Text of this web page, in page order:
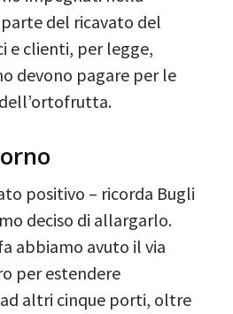
del ricavato del
e clienti, per legge,
devono pagare per le
positivo – ricorda Bugli
deciso di allargarlo.
abbiamo avuto il via
per estendere
altri cinque porti, oltre